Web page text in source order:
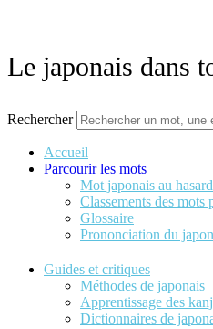
Le japonais dans
Rechercher
Accueil
Parcourir les mots
Mot japonais au hasard
Classements des mots
Glossaire
Prononciation du
Guides et critiques
Méthodes de japonais
Apprentissage des
Dictionnaires de